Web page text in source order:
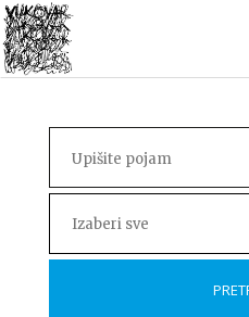
Izaberi sve